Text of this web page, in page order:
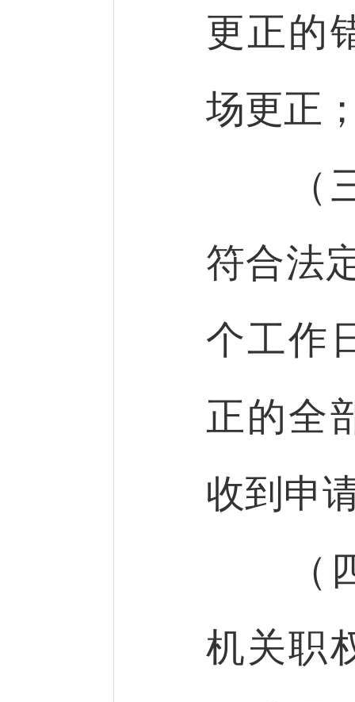
更正的
场更正
（三
符合法
个工作
正的全
收到申
（四
机关职